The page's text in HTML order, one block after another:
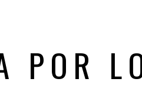
POR